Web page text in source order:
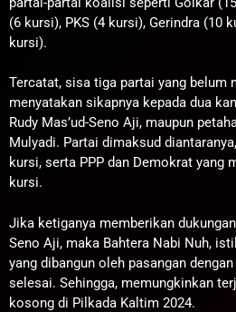
(6 kursi), PKS (4 kursi), Gerindra (10
kursi).
Tercatat, sisa tiga partai yang belum
menyatakan sikapnya kepada dua
Rudy Mas’ud-Seno Aji, maupun
Mulyadi. Partai dimaksud
kursi, serta PPP dan Demokrat yang
kursi.
Jika ketiganya memberikan
Seno Aji, maka Bahtera Nabi Nuh,
yang dibangun oleh pasangan
selesai. Sehingga, memungkinkan
kosong di Pilkada Kaltim 2024.